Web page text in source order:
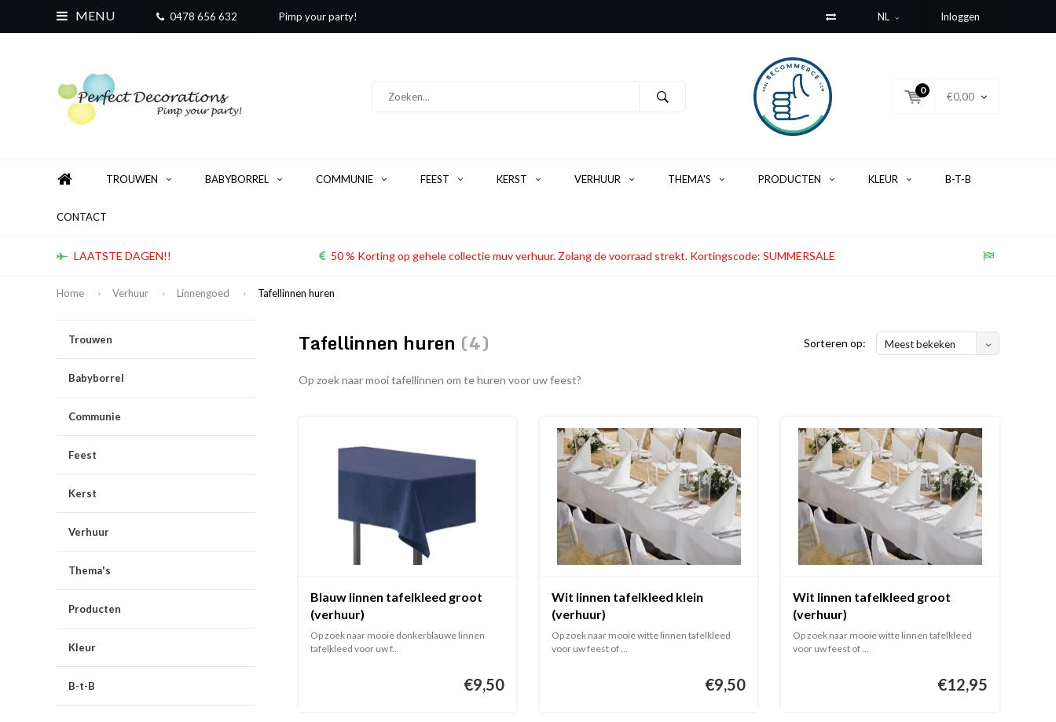
MENU 0478 656 632 Pimp your party! NL Inloggen
0
€0,00
TROUWEN BABYBORREL COMMUNIE FEEST KERST VERHUUR THEMA'S PRODUCTEN KLEUR B-T-B
CONTACT
LAATSTE DAGEN!! 50 % Korting op gehele collectie muv verhuur. Zolang de voorraad strekt. Kortingscode: SUMMERSALE
Home Verhuur Linnengoed Tafellinnen huren
Trouwen
Babyborrel
Communie
Feest
Kerst
Verhuur
Thema's
Producten
Kleur
B-t-B
Tafellinnen huren (4) Sorteren op: Meest bekeken
Op zoek naar mooi tafellinnen om te huren voor uw feest?
Blauw linnen tafelkleed groot
(verhuur)
Op zoek naar mooie donkerblauwe linnen
tafelkleed voor uw f...
€9,50
Wit linnen tafelkleed klein
(verhuur)
Op zoek naar mooie witte linnen tafelkleed
voor uw feest of ...
€9,50
Wit linnen tafelkleed groot
(verhuur)
Op zoek naar mooie witte linnen tafelkleed
voor uw feest of ...
€12,95